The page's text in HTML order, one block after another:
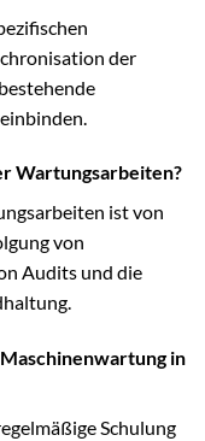
der
Wartungsarbeiten?
ist von
von
Audits und die
in
Schulung